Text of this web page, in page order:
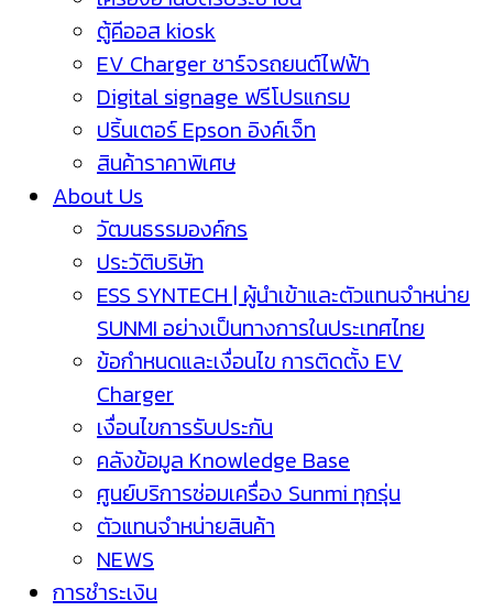
ตู้คีออส kiosk
EV Charger ชาร์จรถยนต์ไฟฟ้า
Digital signage ฟรีโปรแกรม
ปริ้นเตอร์ Epson อิงค์เจ็ท
สินค้าราคาพิเศษ
About Us
วัฒนธรรมองค์กร
ประวัติบริษัท
ESS SYNTECH | ผู้นำเข้าและตัวแทนจำหน่าย
SUNMI อย่างเป็นทางการในประเทศไทย
ข้อกำหนดและเงื่อนไข การติดตั้ง EV
Charger
เงื่อนไขการรับประกัน
คลังข้อมูล Knowledge Base
ศูนย์บริการซ่อมเครื่อง Sunmi ทุกรุ่น
ตัวแทนจำหน่ายสินค้า
NEWS
การชำระเงิน